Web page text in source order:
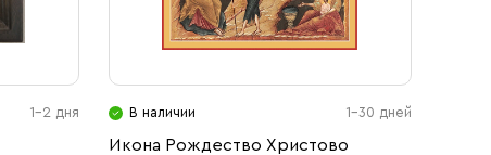
1-2 дня В наличии 1-30 дней
Икона Рождество Христово